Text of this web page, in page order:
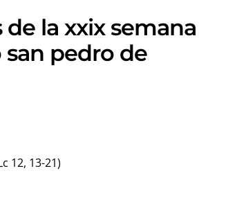
la xxix semana
pedro de
12, 13-21)